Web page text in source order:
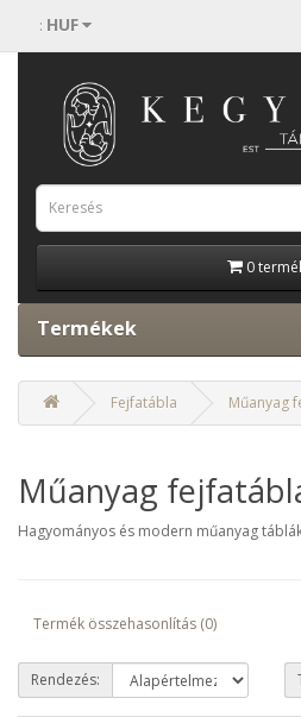
: HUF
0
Termékek
Fejfatábla Műanyag
Műanyag
Hagyományos és modern műanyag
Termék összehasonlítás (0)
Rendezés: